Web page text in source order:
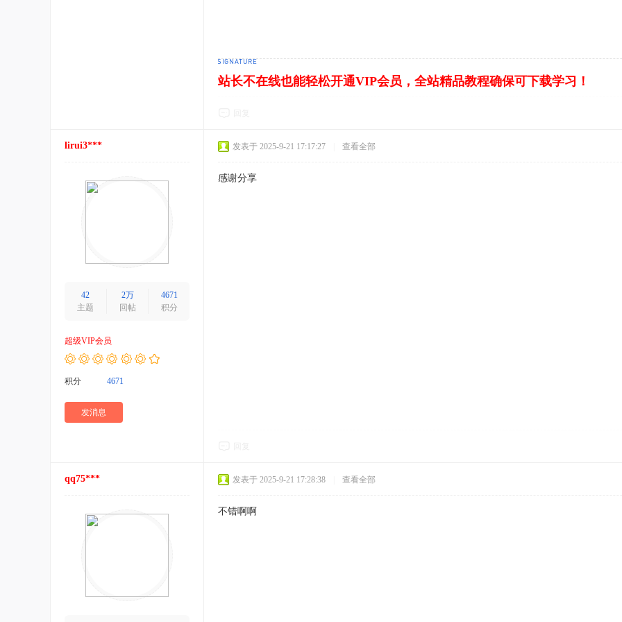
站长不在线也能轻松开通VIP会员，全站精品教程确保可下载学习！
lirui3***
42
主题
2万
回帖
4671
积分
超级VIP会员
积分 4671
发消息
发表于 2025-9-21 17:17:27 查看全部
感谢分享
qq75*** 发表于 2025-9-21 17:28:38 查看全部
不错啊啊